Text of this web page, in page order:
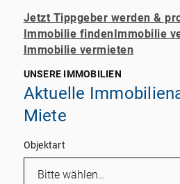
Jetzt Tippgeber werden &
Immobilie findenImmobilie
Immobilie vermieten
UNSERE IMMOBILIEN
Aktuelle
Miete
Objektart